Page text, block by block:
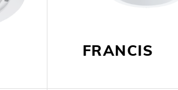
FRANCIS